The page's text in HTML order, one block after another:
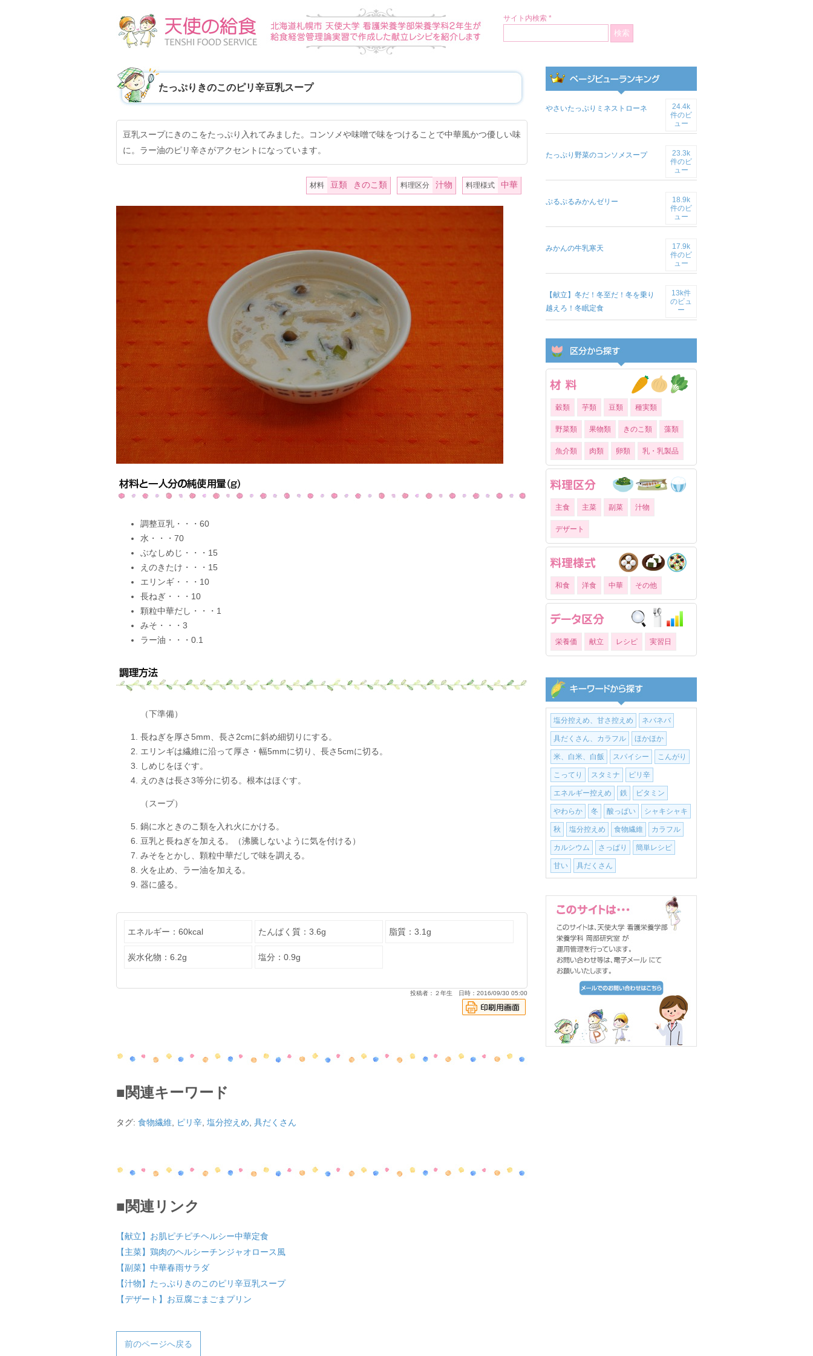
サイト内検索 *
たっぷりきのこのピリ辛豆乳スープ
豆乳スープにきのこをたっぷり入れてみました。コンソメや味噌で味をつけることで中華風かつ優しい味
に。ラー油のピリ辛さがアクセントになっています。
材料 豆類 きのこ類 料理区分 汁物 料理様式 中華
調整豆乳・・・60
水・・・70
ぶなしめじ・・・15
えのきたけ・・・15
エリンギ・・・10
長ねぎ・・・10
顆粒中華だし・・・1
みそ・・・3
ラー油・・・0.1
（下準備）
長ねぎを厚さ5mm、長さ2cmに斜め細切りにする。
エリンギは繊維に沿って厚さ・幅5mmに切り、長さ5cmに切る。
しめじをほぐす。
えのきは長さ3等分に切る。根本はほぐす。
（スープ）
鍋に水ときのこ類を入れ火にかける。
豆乳と長ねぎを加える。（沸騰しないように気を付ける）
みそをとかし、顆粒中華だしで味を調える。
火を止め、ラー油を加える。
器に盛る。
エネルギー：60kcal たんぱく質：3.6g 脂質：3.1g
炭水化物：6.2g 塩分：0.9g
投稿者：２年生 日時：2016/09/30 05:00
■関連キーワード
タグ: 食物繊維 ピリ辛 塩分控えめ 具だくさん
■関連リンク
【献立】お肌ピチピチヘルシー中華定食
【主菜】鶏肉のヘルシーチンジャオロース風
【副菜】中華春雨サラダ
【汁物】たっぷりきのこのピリ辛豆乳スープ
【デザート】お豆腐ごまごまプリン
前のページへ戻る
やさいたっぷりミネストローネ
24.4k
件のビ
ュー
たっぷり野菜のコンソメスープ
23.3k
件のビ
ュー
ぷるぷるみかんゼリー
18.9k
件のビ
ュー
みかんの牛乳寒天
17.9k
件のビ
ュー
【献立】冬だ！冬至だ！冬を乗り
越えろ！冬眠定食
13k件
のビュ
ー
穀類 芋類 豆類 種実類
野菜類 果物類 きのこ類 藻類
魚介類 肉類 卵類 乳・乳製品
主食 主菜 副菜 汁物
デザート
和食 洋食 中華 その他
栄養価 献立 レシピ 実習日
塩分控えめ、甘さ控えめ ネバネバ
具だくさん、カラフル ほかほか
米、白米、白飯 スパイシー こんがり
こってり スタミナ ピリ辛
エネルギー控えめ 鉄 ビタミン
やわらか 冬 酸っぱい シャキシャキ
秋 塩分控えめ 食物繊維 カラフル
カルシウム さっぱり 簡単レシピ
甘い 具だくさん